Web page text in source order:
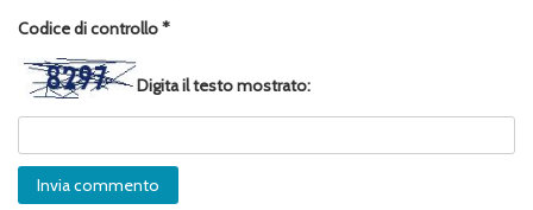
Codice di controllo*
Digita il testo mostrato: